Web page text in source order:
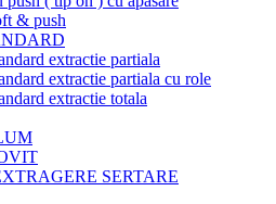
& push
extractie partiala
extractie partiala cu role
extractie totala
SERTARE